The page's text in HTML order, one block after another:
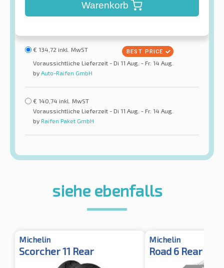
Warenkorb
€ 134,72 inkl. MwST
Voraussichtliche Lieferzeit - Di 11 Aug. - Fr. 14 Aug.
by Auto-Raifen GmbH
€ 140,74 inkl. MwST
Voraussichtliche Lieferzeit - Di 11 Aug. - Fr. 14 Aug.
by Raifen Paket GmbH
siehe ebenfalls
Michelin
Scorcher 11 Rear
Michelin
Road 6 Rear